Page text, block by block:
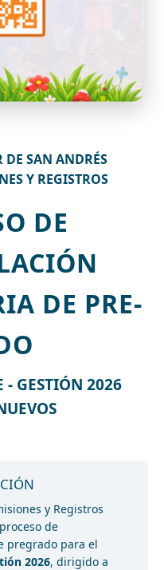
SAN ANDRÉS
Y REGISTROS
DE
DE PRE-
- GESTIÓN 2026
y Registros
de
pregrado para el
2026, dirigido a